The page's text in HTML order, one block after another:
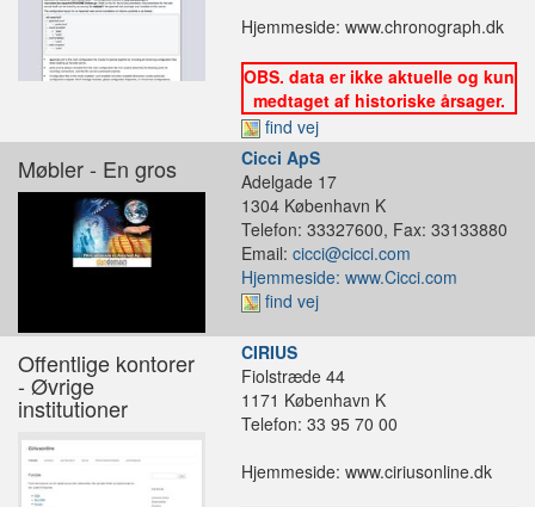
Hjemmeside: www.chronograph.dk
OBS. data er ikke aktuelle og kun
medtaget af historiske årsager.
find vej
Møbler - En gros
Cicci ApS
Adelgade 17
1304 København K
Telefon: 33327600, Fax: 33133880
Email: cicci@cicci.com
Hjemmeside: www.Cicci.com
find vej
Offentlige kontorer
- Øvrige
institutioner
CIRIUS
Fiolstræde 44
1171 København K
Telefon: 33 95 70 00
Hjemmeside: www.ciriusonline.dk